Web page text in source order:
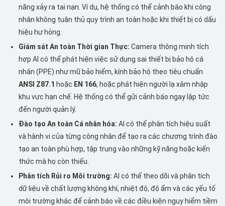
năng xảy ra tai nạn. Ví dụ, hệ thống có thể cảnh báo khi công
nhân không tuân thủ quy trình an toàn hoặc khi thiết bị có dấu
hiệu hư hỏng.
Giám sát An toàn Thời gian Thực: Camera thông minh tích
hợp AI có thể phát hiện việc sử dụng sai thiết bị bảo hộ cá
nhân (PPE) như mũ bảo hiểm, kính bảo hộ theo tiêu chuẩn
ANSI Z87.1 hoặc EN 166, hoặc phát hiện người lạ xâm nhập
khu vực hạn chế. Hệ thống có thể gửi cảnh báo ngay lập tức
đến người quản lý.
Đào tạo An toàn Cá nhân hóa: AI có thể phân tích hiệu suất
và hành vi của từng công nhân để tạo ra các chương trình đào
tạo an toàn phù hợp, tập trung vào những kỹ năng hoặc kiến
thức mà họ còn thiếu.
Phân tích Rủi ro Môi trường: AI có thể theo dõi và phân tích
dữ liệu về chất lượng không khí, nhiệt độ, độ ẩm và các yếu tố
môi trường khác để cảnh báo về các điều kiện nguy hiểm tiềm